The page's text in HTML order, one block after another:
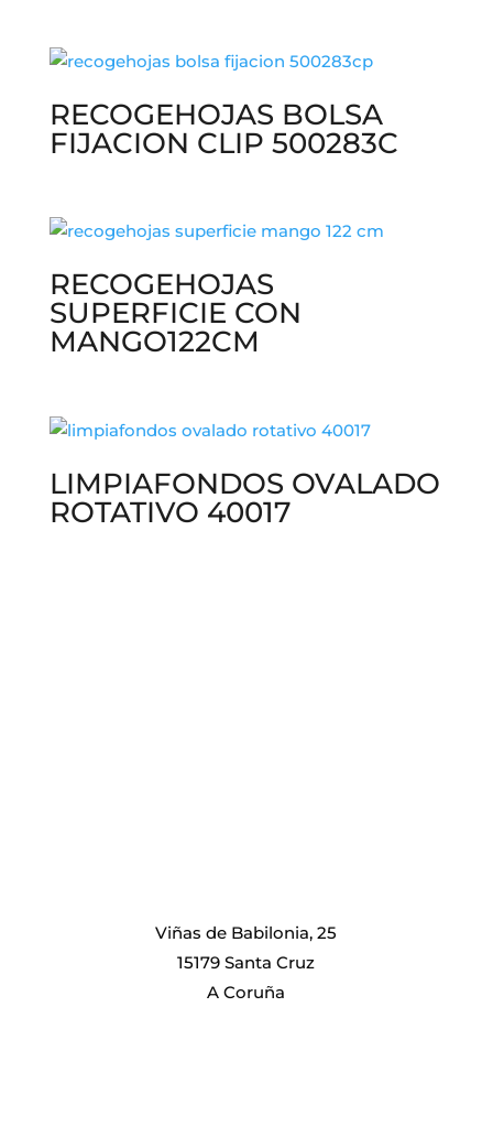
RECOGEHOJAS BOLSA
FIJACION CLIP 500283C
RECOGEHOJAS
SUPERFICIE CON
MANGO122CM
LIMPIAFONDOS OVALADO
ROTATIVO 40017
Viñas de Babilonia, 25
15179 Santa Cruz
A Coruña